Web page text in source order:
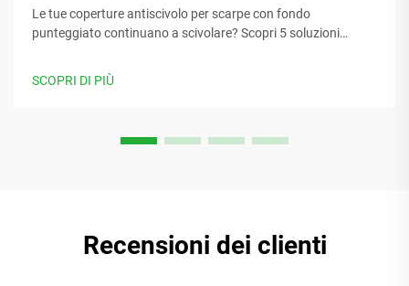
Le tue coperture antiscivolo per scarpe con fondo
punteggiato continuano a scivolare? Scopri 5 soluzioni
ambienti scivolosi. Ottieni subito le soluzioni.
SCOPRI DI PIÙ
Recensioni dei clienti